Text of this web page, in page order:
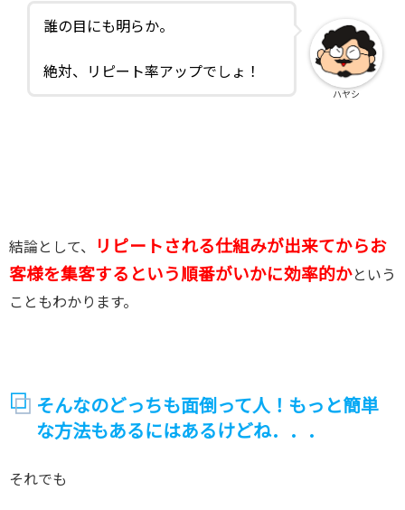
誰の目にも明らか。
絶対、リピート率アップでしょ！
ハヤシ
結論として、
リピートされる仕組みが出来てからお
客様を集客するという順番がいかに効率的かという
こともわかります。
そんなのどっちも面倒って人！もっと簡単
な方法もあるにはあるけどね．．．
それでも